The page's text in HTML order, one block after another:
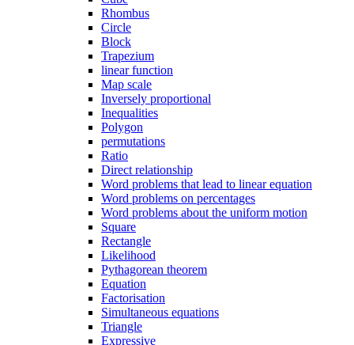
Rhombus
Circle
Block
Trapezium
linear function
Map scale
Inversely proportional
Inequalities
Polygon
permutations
Ratio
Direct relationship
Word problems that lead to linear equation
Word problems on percentages
Word problems about the uniform motion
Square
Rectangle
Likelihood
Pythagorean theorem
Equation
Factorisation
Simultaneous equations
Triangle
Expressive